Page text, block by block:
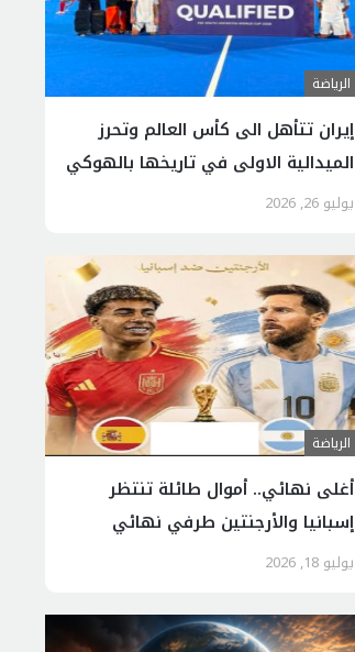
الرياضة
إيران تتأهل الى كأس العالم وتحرز
الميدالية الاولى في تاريخها بالهوكي
يوليو 26, 2026
الرياضة
أغلى نهائي.. أموال طائلة تنتظر
إسبانيا والأرجنتين طرفي نهائي
مونديال 2026
يوليو 18, 2026